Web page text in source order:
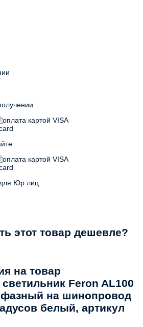
Юр лиц
этот товар дешевле?
на товар
Feron AL100
на шинопровод
белый, артикул